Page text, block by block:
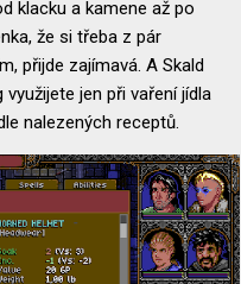
klacku a kamene až po
že si třeba z pár
přijde zajímavá. A Skald
jen při vaření jídla
nalezených receptů.